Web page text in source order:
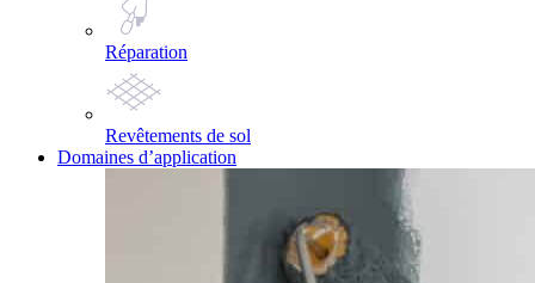
Réparation
Revêtements de sol
Domaines d’application